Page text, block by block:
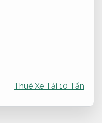
Thuê Xe Tải 10 Tấn